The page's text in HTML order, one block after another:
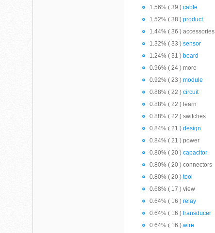
1.56% ( 39 )cable
1.52% ( 38 )product
1.44% ( 36 ) accessories
1.32% ( 33 )sensor
1.24% ( 31 ) board
0.96% ( 24 ) more
0.92% ( 23 )module
0.88% ( 22 )circuit
0.88% ( 22 ) learn
0.88% ( 22 ) switches
0.84% ( 21 )design
0.84% ( 21 ) power
0.80% ( 20 )capacitor
0.80% ( 20 ) connectors
0.80% ( 20 )tool
0.68% ( 17 ) view
0.64% ( 16 )relay
0.64% ( 16 )transducer
0.64% ( 16 )wire